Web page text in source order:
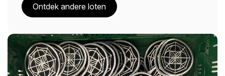
Ontdek andere loten